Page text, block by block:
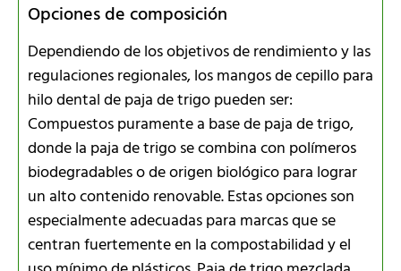
Opciones de composición
Dependiendo de los objetivos de rendimiento y las
regulaciones regionales, los mangos de cepillo para
hilo dental de paja de trigo pueden ser:
Compuestos puramente a base de paja de trigo,
donde la paja de trigo se combina con polímeros
biodegradables o de origen biológico para lograr
un alto contenido renovable. Estas opciones son
especialmente adecuadas para marcas que se
centran fuertemente en la compostabilidad y el